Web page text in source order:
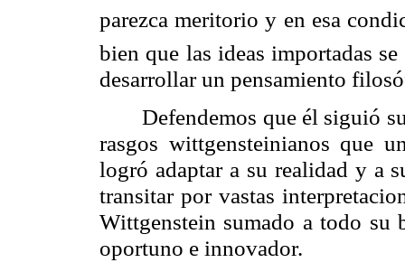
parezca meritorio y en esa
bien que las ideas importadas se
desarrollar un pensamiento
Defendemos que él siguió
rasgos wittgensteinianos que
logró adaptar a su realidad y a
transitar por vastas
Wittgenstein sumado a todo su
oportuno e innovador.